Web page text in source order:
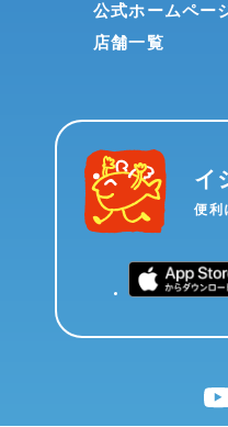
公式ホームペー
店舗一覧
イ
便利